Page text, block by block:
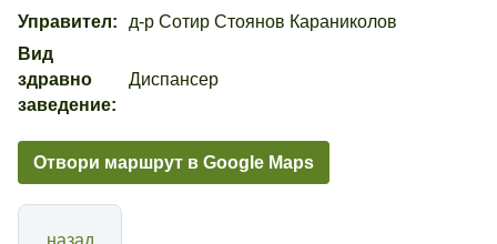
Управител:
д-р Сотир Стоянов Караниколов
Вид
здравно
заведение:
Диспансер
Отвори маршрут в Google Maps
назад